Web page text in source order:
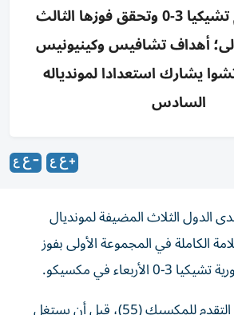
المكسيك تهزم تشيكيا 3-0 وتحقق فوزها الثالث
أهداف تشافيس وكينيونيس
يشارك استعدادا لموندياله
السادس
الثلاث المضيفة لمونديال
الكاملة في المجموعة الأولى بفوز
في مكسيكو.